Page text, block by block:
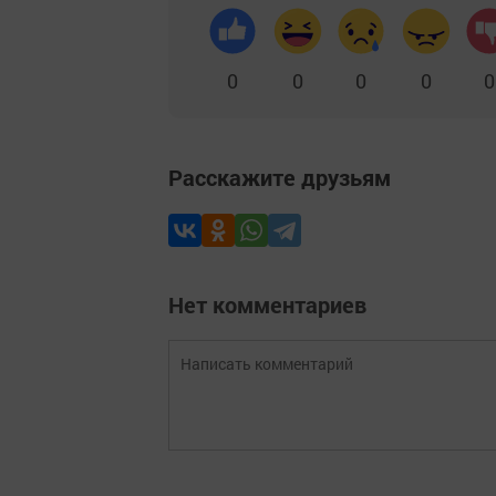
0 0 0 0 0
Расскажите друзьям
Нет комментариев